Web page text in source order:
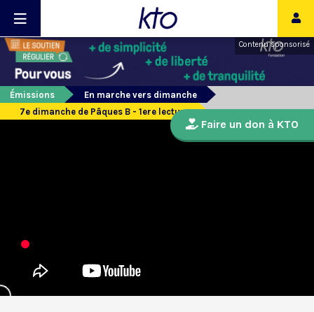
Contenu sponsorisé
Émissions
En marche vers dimanche
7e dimanche de Pâques B - 1ere lecture
Faire un don à KTO